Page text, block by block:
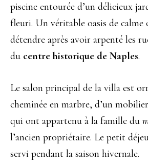
piscine entourée d’un délicieux
fleuri. Un véritable oasis de
détendre après avoir arpenté les
du centre historique de Naples.
Le salon principal de la villa est
cheminée en marbre, d’un
qui ont appartenu à la famille du
l’ancien propriétaire. Le petit
servi pendant la saison hivernale.